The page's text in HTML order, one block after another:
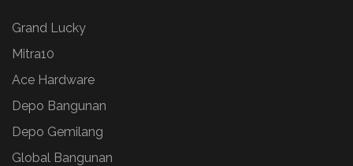
Grand Lucky
Mitra10
Ace Hardware
Depo Bangunan
Depo Gemilang
Global Bangunan